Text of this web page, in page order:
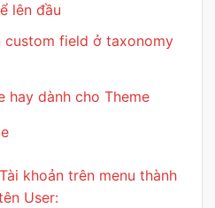
lên đầu
custom field ở taxonomy
hay dành cho Theme
khoản trên menu thành
User: